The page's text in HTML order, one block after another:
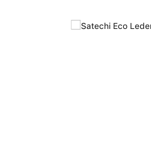
Bildergalerie überspringen